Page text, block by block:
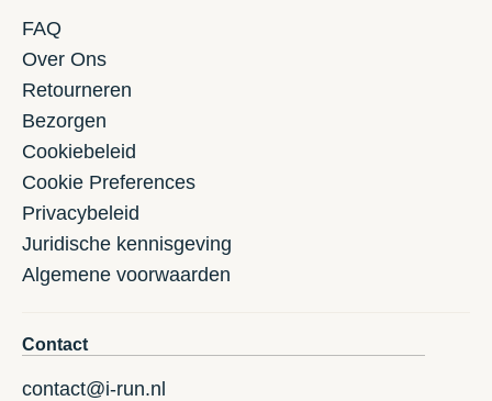
FAQ
Over Ons
Retourneren
Bezorgen
Cookiebeleid
Cookie Preferences
Privacybeleid
Juridische kennisgeving
Algemene voorwaarden
Contact
contact@i-run.nl